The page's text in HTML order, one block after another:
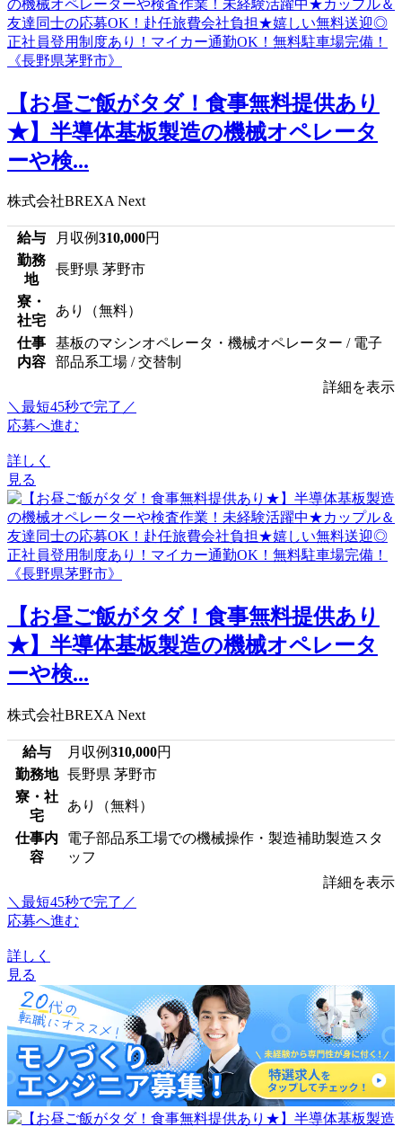
【お昼ご飯がタダ！食事無料提供あり
★】半導体基板製造の機械オペレータ
ーや検...
株式会社BREXA Next
給与 月収例310,000円
勤務
地
長野県 茅野市
寮・
社宅
あり（無料）
仕事
内容
基板のマシンオペレータ・機械オペレーター / 電子
部品系工場 / 交替制
詳細を表示
＼最短45秒で完了／
応募へ進む
詳しく
見る
【お昼ご飯がタダ！食事無料提供あり
★】半導体基板製造の機械オペレータ
ーや検...
株式会社BREXA Next
給与 月収例310,000円
勤務地 長野県 茅野市
寮・社
宅
あり（無料）
仕事内
容
電子部品系工場での機械操作・製造補助製造スタ
ッフ
詳細を表示
＼最短45秒で完了／
応募へ進む
詳しく
見る